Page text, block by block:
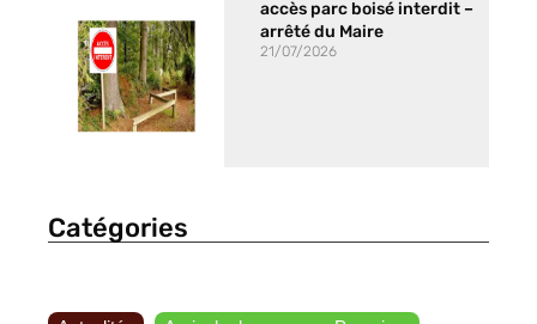
accès parc boisé interdit –
arrêté du Maire
21/07/2026
Catégories